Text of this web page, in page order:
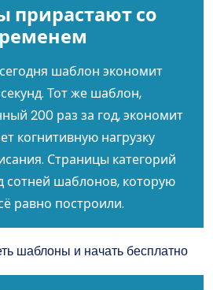
прирастают со
шаблон экономит
Тот же шаблон,
200 раз за год, экономит
когнитивную нагрузку
Страницы категорий
сотней шаблонов, которую
равно построили.
шаблоны и начать бесплатно